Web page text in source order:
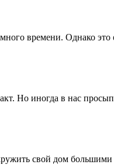
времени. Однако
Но иногда в нас
свой дом